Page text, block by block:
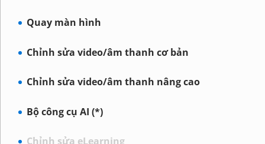
Quay màn hình
Chỉnh sửa video/âm thanh cơ bản
Chỉnh sửa video/âm thanh nâng cao
Bộ công cụ AI (*)
Chỉnh sửa eLearning